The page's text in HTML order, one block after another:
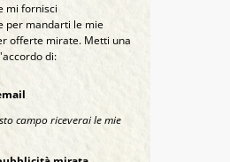
mi fornisci
per mandarti le mie
offerte mirate. Metti una
di:
campo riceverai le mie